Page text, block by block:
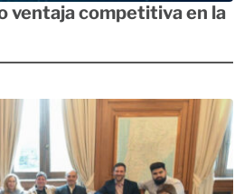
ventaja competitiva en la